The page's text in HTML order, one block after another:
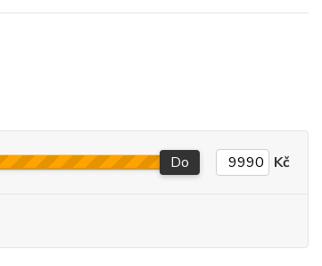
Do Kč